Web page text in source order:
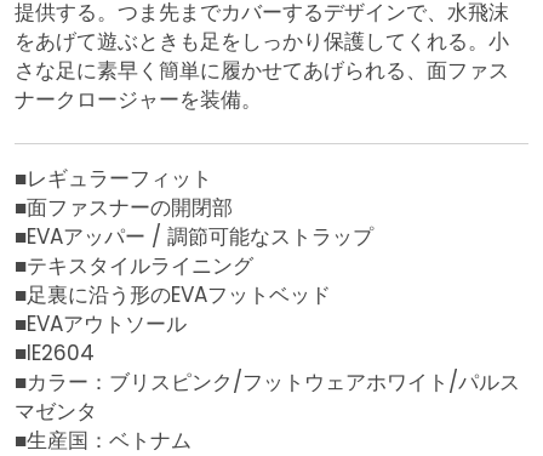
提供する。つま先までカバーするデザインで、水飛沫
をあげて遊ぶときも足をしっかり保護してくれる。小
さな足に素早く簡単に履かせてあげられる、面ファス
ナークロージャーを装備。
■レギュラーフィット
■面ファスナーの開閉部
■EVAアッパー / 調節可能なストラップ
■テキスタイルライニング
■足裏に沿う形のEVAフットベッド
■EVAアウトソール
■IE2604
■カラー：ブリスピンク/フットウェアホワイト/パルス
マゼンタ
■生産国：ベトナム